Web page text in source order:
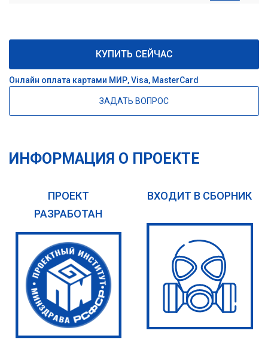
КУПИТЬ СЕЙЧАС
Онлайн оплата картами МИР, Visa, MasterCard
ЗАДАТЬ ВОПРОС
ИНФОРМАЦИЯ О ПРОЕКТЕ
ПРОЕКТ
РАЗРАБОТАН
ВХОДИТ В СБОРНИК